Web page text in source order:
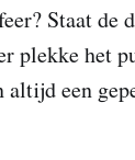
Staat de
plekke het
een